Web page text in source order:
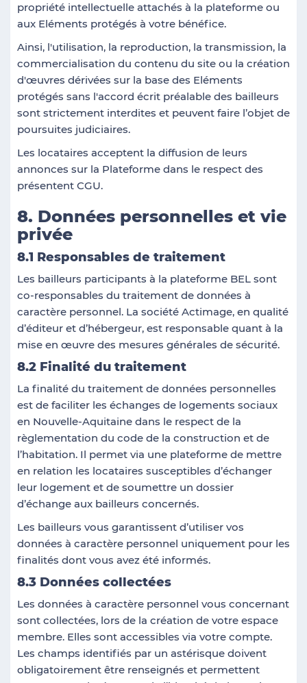
propriété intellectuelle attachés à la plateforme ou
aux Eléments protégés à votre bénéfice.
Ainsi, l'utilisation, la reproduction, la transmission, la
commercialisation du contenu du site ou la création
d'œuvres dérivées sur la base des Eléments
protégés sans l'accord écrit préalable des bailleurs
sont strictement interdites et peuvent faire l’objet de
poursuites judiciaires.
Les locataires acceptent la diffusion de leurs
annonces sur la Plateforme dans le respect des
présentent CGU.
8. Données personnelles et vie
privée
8.1 Responsables de traitement
Les bailleurs participants à la plateforme BEL sont
co-responsables du traitement de données à
caractère personnel. La société Actimage, en qualité
d’éditeur et d’hébergeur, est responsable quant à la
mise en œuvre des mesures générales de sécurité.
8.2 Finalité du traitement
La finalité du traitement de données personnelles
est de faciliter les échanges de logements sociaux
en Nouvelle-Aquitaine dans le respect de la
règlementation du code de la construction et de
l’habitation. Il permet via une plateforme de mettre
en relation les locataires susceptibles d’échanger
leur logement et de soumettre un dossier
d’échange aux bailleurs concernés.
Les bailleurs vous garantissent d’utiliser vos
données à caractère personnel uniquement pour les
finalités dont vous avez été informés.
8.3 Données collectées
Les données à caractère personnel vous concernant
sont collectées, lors de la création de votre espace
membre. Elles sont accessibles via votre compte.
Les champs identifiés par un astérisque doivent
obligatoirement être renseignés et permettent